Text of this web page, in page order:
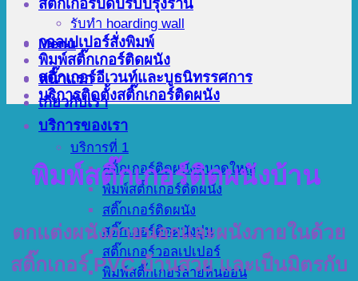
Menu
หน้าแรก
เกี่ยวกับเรา
บริการของเรา
บริการที่ 1
สติ๊กเกอร์ติดผนังขนาดใหญ่
พิมพ์สติ๊กเกอร์ติดผนัง
สติ๊กเกอร์ติดผนัง
สติ๊กเกอร์ติดผนังปูน
สติ๊กเกอร์วอลเปเปอร์
พิมพ์สติ๊กเกอร์ลายหินอ่อน
รับทำ hoarding wall
วอลเปเปอร์สั่งพิมพ์
พิมพ์สติ๊กเกอร์ติดผนัง
สติ๊กเกอร์อีเวนท์และบูธนิทรรศการ
บริการติดตั้งสติ๊กเกอร์ติดผนัง
พิมพ์สติ๊กเกอร์ติดผนังบ้าน
ตกแต่งผนังภายนอกและผนังภายในด้วย
สติ๊กเกอร์ PVC บ้านสวย และเป็นมิตรกับ